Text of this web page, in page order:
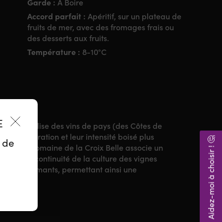
A Boire
Accord parfait : Apéritif, sur un plateau de
fruits de mer, avec des fromages frais ou
des desserts aux fruits.
Température : 8-10°C
réalise des vins de pays (des Côtes de
concentration et leur intensité boisé plus
fils, le domaine de la Croix Belle associe un
la continuité de la culture des vignes
et performants, permettant ainsi une
Aidez-moi à choisir ! 🤔